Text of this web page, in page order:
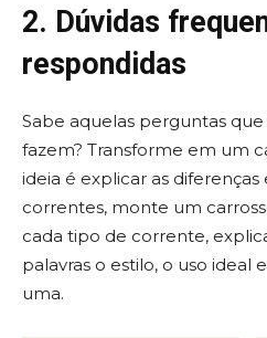
2. Dúvidas
respondidas
Sabe aquelas perguntas
fazem? Transforme em um
ideia é explicar as
correntes, monte um
cada tipo de corrente,
palavras o estilo, o uso ideal
uma.